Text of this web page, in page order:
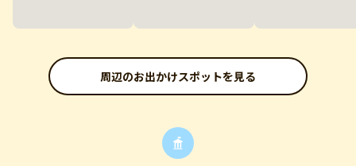
周辺のお出かけスポットを見る